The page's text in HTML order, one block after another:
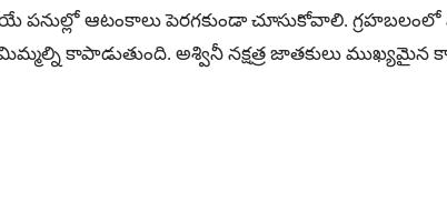
పనుల్లో ఆటంకాలు పెరగకుండా చూసుకోవాలి.
కాపాడుతుంది. అశ్వినీ నక్షత్ర జాతకులు